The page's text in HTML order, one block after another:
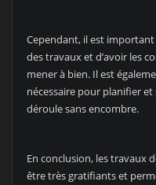
Cependant, il est
des travaux et d’avoir les
mener à bien. Il est
nécessaire pour planifier
déroule sans encombre.
En conclusion, les travaux
être très gratifiants et